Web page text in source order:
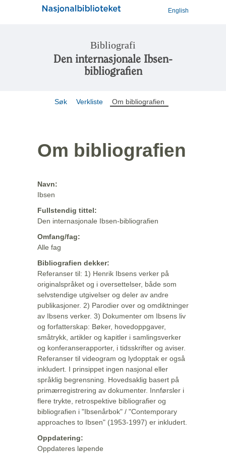
English
Bibliografi
Den internasjonale Ibsen-
bibliografien
Søk Verkliste Om bibliografien
Om bibliografien
Navn:
Ibsen
Fullstendig tittel:
Den internasjonale Ibsen-bibliografien
Omfang/fag:
Alle fag
Bibliografien dekker:
Referanser til: 1) Henrik Ibsens verker på
originalspråket og i oversettelser, både som
selvstendige utgivelser og deler av andre
publikasjoner. 2) Parodier over og omdiktninger
av Ibsens verker. 3) Dokumenter om Ibsens liv
og forfatterskap: Bøker, hovedoppgaver,
småtrykk, artikler og kapitler i samlingsverker
og konferanserapporter, i tidsskrifter og aviser.
Referanser til videogram og lydopptak er også
inkludert. I prinsippet ingen nasjonal eller
språklig begrensning. Hovedsaklig basert på
primærregistrering av dokumenter. Innførsler i
flere trykte, retrospektive bibliografier og
bibliografien i "Ibsenårbok" / "Contemporary
approaches to Ibsen" (1953-1997) er inkludert.
Oppdatering:
Oppdateres løpende